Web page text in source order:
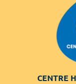
CENTRE